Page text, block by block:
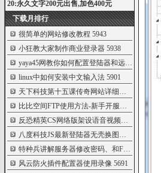
20:永久文字200元出售,加色400元
下载月排行
很简单的网站修改教程 5943
小狂教大家制作商业登录器5938
yaya45网教你如何配置登陆器和远程列表更
linux中如何安装中文输入法5901
天下科技第十五课传奇网站详细解析教程
比比空间FTP使用方法-新手开服教程
5808
反恐精英CS网络版架设语音视频教程
八度科技JS最新登陆器无壳换图教程
特种兵讲解服务器修改密码、和FTP介绍和
风云防火插件配置器使用录像5691